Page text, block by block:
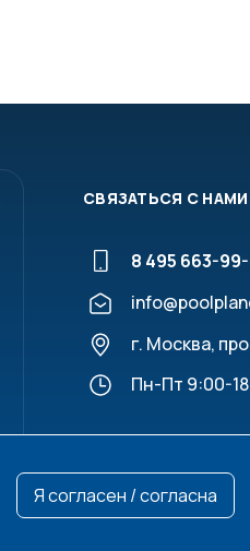
СВЯЗАТЬСЯ С
8 495 663-
г. Москва,
Пн-Пт 9:00-
Я согласен / согласна